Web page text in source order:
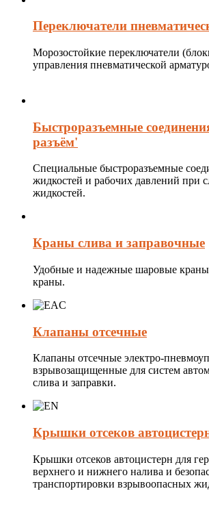
Переключатели
Морозостойкие переключатели
управления пневматической
Быстроразъемные
разъём'
Специальные быстроразъемные
жидкостей и рабочих давлений при
жидкостей.
Краны слива и заправочные
Удобные и надежные шаровые
краны.
Клапаны отсечные
Клапаны отсечные электро-
взрывозащищенные для систем
слива и заправки.
Крышки отсеков
Крышки отсеков автоцистерн для
верхнего и нижнего налива и
транспортировки взрывоопасных